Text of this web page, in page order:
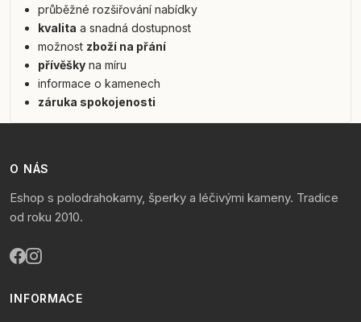
průběžné rozšiřování nabídky
kvalita a snadná dostupnost
možnost zboží na přání
přívěškyna míru
informace o kamenech
záruka spokojenosti
O NÁS
Eshop s polodrahokamy, šperky a léčivými kameny. Tradice
od roku 2010.
INFORMACE